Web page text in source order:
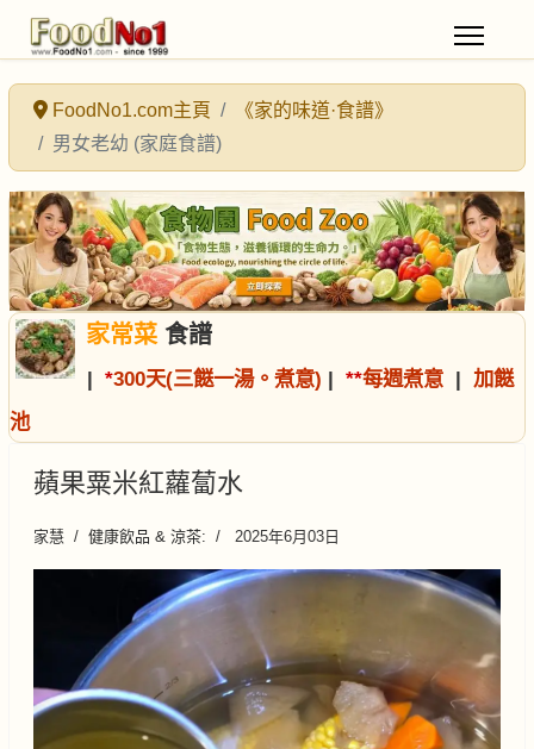
FoodNo1.com主頁
《家的味道·食譜》
男女老幼 (家庭食譜)
家常菜食譜
| *300天(三餸一湯。煮意) | **每週煮意 | 加餸
池
蘋果粟米紅蘿蔔水
家慧 健康飲品 & 涼茶: 2025年6月03日